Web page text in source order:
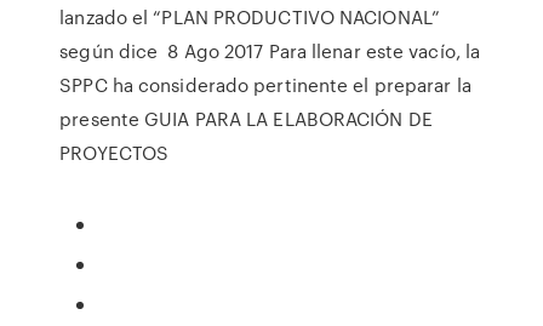
lanzado el “PLAN PRODUCTIVO NACIONAL”
según dice 8 Ago 2017 Para llenar este vacío, la
SPPC ha considerado pertinente el preparar la
presente GUIA PARA LA ELABORACIÓN DE
PROYECTOS